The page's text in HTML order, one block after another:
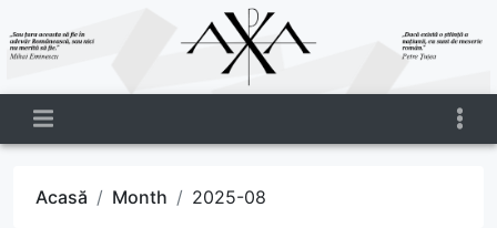
Acasă Month 2025-08